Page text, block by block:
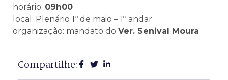
horário: 09h00
local: Plenário 1º de maio – 1º andar
organização: mandato do Ver. Senival Moura
Compartilhe: